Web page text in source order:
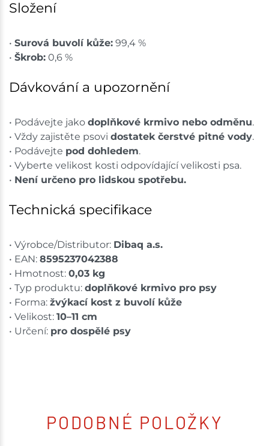
Složení
• Surová buvolí kůže: 99,4 %
• Škrob: 0,6 %
Dávkování a upozornění
• Podávejte jako doplňkové krmivo nebo odměnu.
• Vždy zajistěte psovi dostatek čerstvé pitné vody.
• Podávejte pod dohledem.
• Vyberte velikost kosti odpovídající velikosti psa.
• Není určeno pro lidskou spotřebu.
Technická specifikace
• Výrobce/Distributor: Dibaq a.s.
• EAN: 8595237042388
• Hmotnost: 0,03 kg
• Typ produktu: doplňkové krmivo pro psy
• Forma: žvýkací kost z buvolí kůže
• Velikost: 10–11 cm
• Určení: pro dospělé psy
PODOBNÉ POLOŽKY